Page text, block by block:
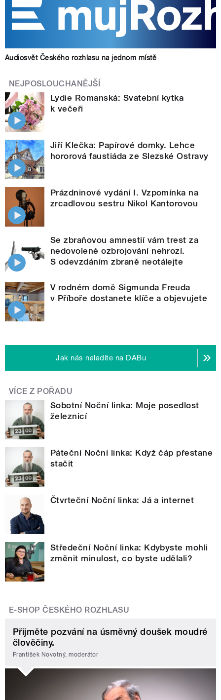
Audiosvět Českého rozhlasu na jednom místě
NEJPOSLOUCHANĚJŠÍ
Lydie Romanská: Svatební kytka
k večeři
Jiří Klečka: Papírové domky. Lehce
hororová faustiáda ze Slezské Ostravy
Prázdninové vydání I. Vzpomínka na
zrcadlovou sestru Nikol Kantorovou
Se zbraňovou amnestií vám trest za
nedovolené ozbrojování nehrozí.
S odevzdáním zbraně neotálejte
V rodném domě Sigmunda Freuda
v Příboře dostanete klíče a objevujete
Jak nás naladíte na DABu
VÍCE Z POŘADU
Sobotní Noční linka: Moje posedlost
železnicí
Páteční Noční linka: Když čáp přestane
stačit
Čtvrteční Noční linka: Já a internet
Středeční Noční linka: Kdybyste mohli
změnit minulost, co byste udělali?
E-SHOP ČESKÉHO ROZHLASU
Přijměte pozvání na úsměvný doušek moudré
člověčiny.
František Novotný, moderátor